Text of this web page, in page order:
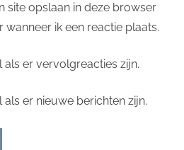
site opslaan in deze browser
ik een reactie plaats.
er vervolgreacties zijn.
er nieuwe berichten zijn.